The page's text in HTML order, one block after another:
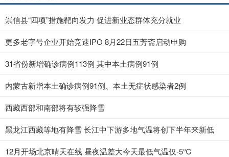
崇信县“四项”措施靶向发力 促进新业态群体充分就业
更多老字号企业开始竞速IPO 8月22日五芳斋启动申购
31省份新增确诊病例113例 其中本土病例91例
内蒙古新增本土确诊病例91例、本土无症状感染者2例
西藏西部和南部将有较强降雪
黑龙江西藏等地有降雪 长江中下游多地气温将创下半年来新低
12月开场北京晴天在线 昼夜温差大今天最低气温仅-5℃